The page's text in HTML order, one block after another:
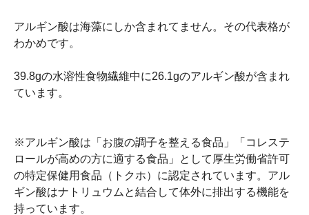
アルギン酸は海藻にしか含まれてません。その代表格が
わかめです。
39.8gの水溶性食物繊維中に26.1gのアルギン酸が含まれ
ています。
※アルギン酸は「お腹の調子を整える食品」「コレステ
ロールが高めの方に適する食品」として厚生労働省許可
の特定保健用食品（トクホ）に認定されています。アル
ギン酸はナトリュウムと結合して体外に排出する機能を
持っています。